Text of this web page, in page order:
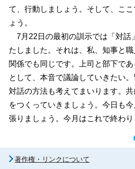
て、行動しましょう。そして、こ
ょう。
7月22日の最初の訓示では「対話
たしました。それは、私、知事と
関係でも同じです。上司と部下で
として、本音で議論していきたい
対話の方法も考えてまいります。
をつくっていきましょう。今日も
張りましょう。今月はこれで終わり
著作権・リンクについて